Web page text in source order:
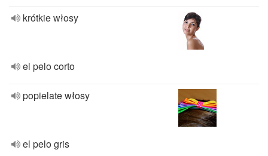
krótkie włosy
el pelo corto
popielate włosy
el pelo gris